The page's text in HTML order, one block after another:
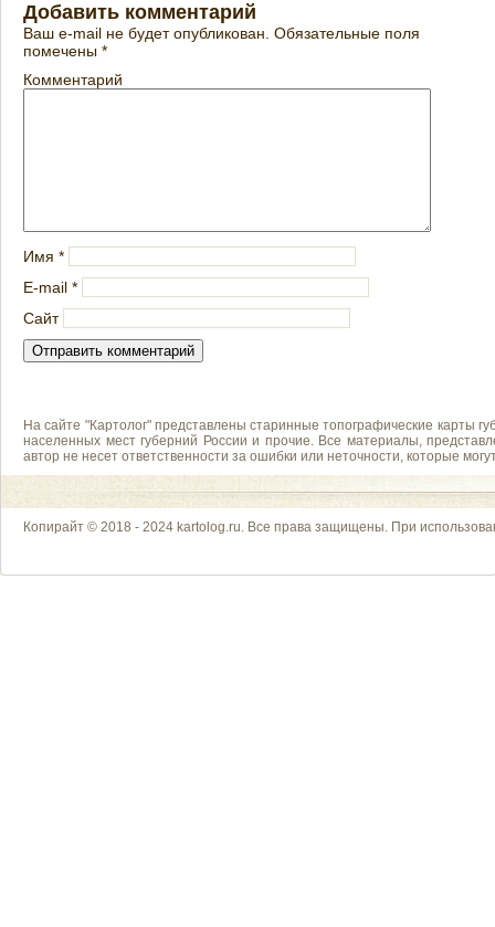
Добавить комментарий
Ваш e-mail не будет опубликован. Обязательные поля
помечены *
Комментарий
Имя *
E-mail *
Сайт
На сайте "Картолог" представлены старинные топографические карты
населенных мест губерний России и прочие. Все материалы,
автор не несет ответственности за ошибки или неточности, которые
Копирайт © 2018 - 2024 kartolog.ru. Все права защищены. При